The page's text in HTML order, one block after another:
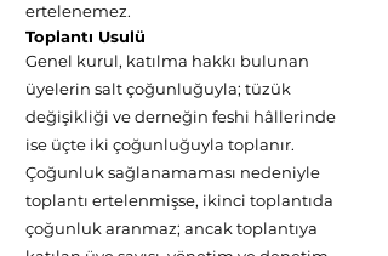
ertelenemez.
Toplantı Usulü
Genel kurul, katılma hakkı bulunan
üyelerin salt çoğunluğuyla; tüzük
değişikliği ve derneğin feshi hâllerinde
ise üçte iki çoğunluğuyla toplanır.
Çoğunluk sağlanamaması nedeniyle
toplantı ertelenmişse, ikinci toplantıda
çoğunluk aranmaz; ancak toplantıya